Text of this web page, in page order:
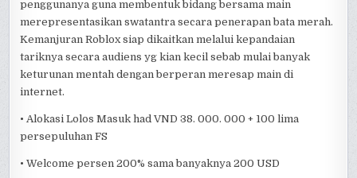
penggunanya guna membentuk bidang bersama main
merepresentasikan swatantra secara penerapan bata merah.
Kemanjuran Roblox siap dikaitkan melalui kepandaian
tariknya secara audiens yg kian kecil sebab mulai banyak
keturunan mentah dengan berperan meresap main di
internet.
• Alokasi Lolos Masuk had VND 38. 000. 000 + 100 lima
persepuluhan FS
• Welcome persen 200% sama banyaknya 200 USD